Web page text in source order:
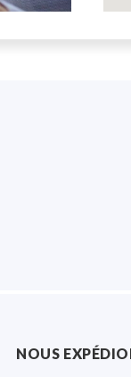
NOUS